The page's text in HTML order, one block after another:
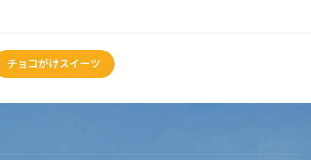
チョコがけスイーツ